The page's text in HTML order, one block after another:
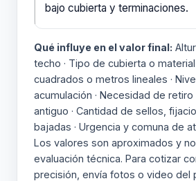
bajo cubierta y terminaciones.
Qué influye en el valor final:
techo · Tipo de cubierta o material
cuadrados o metros lineales ·
acumulación · Necesidad de
antiguo · Cantidad de sellos,
bajadas · Urgencia y comuna de
Los valores son aproximados y
evaluación técnica. Para cotizar
precisión, envía fotos o video del